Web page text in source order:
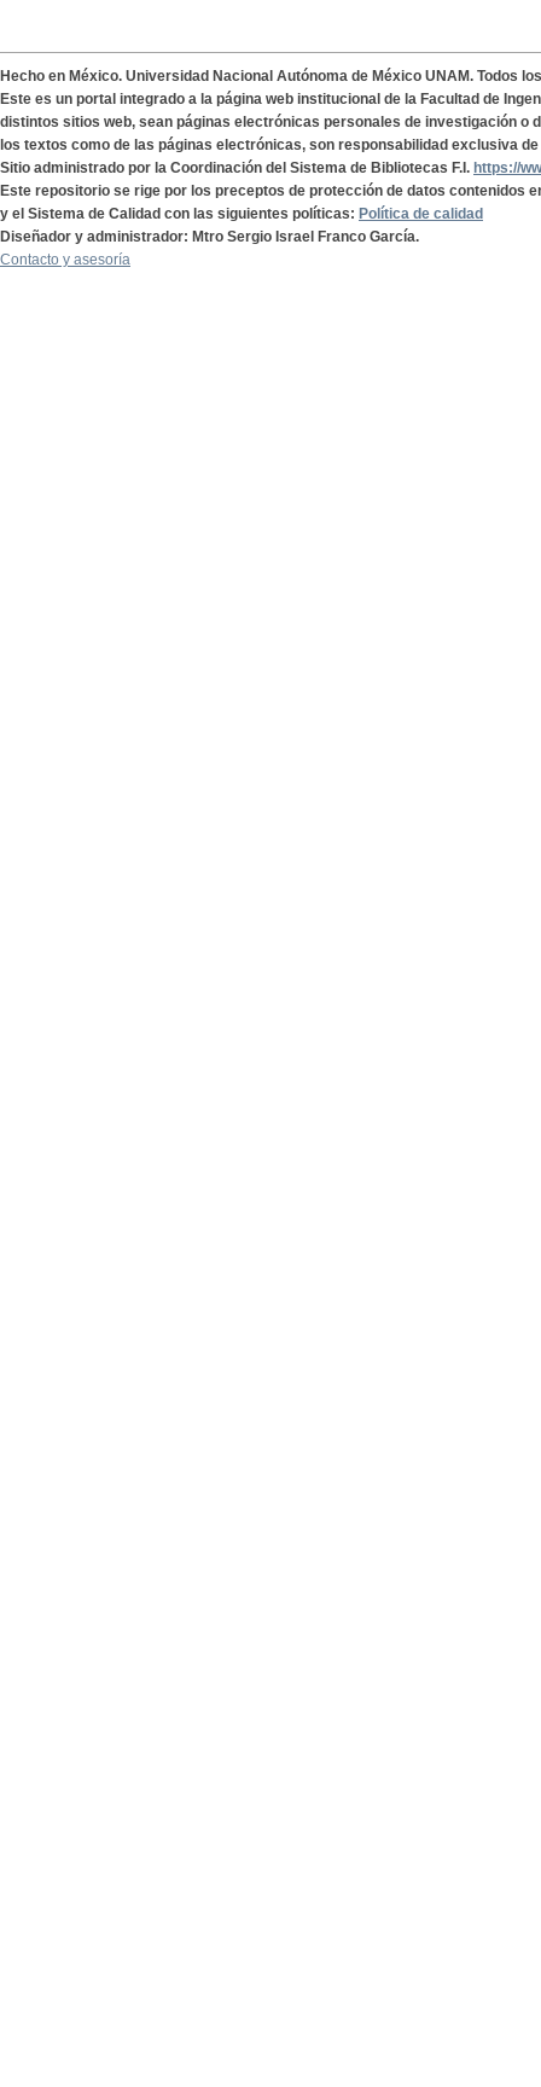
Hecho en México. Universidad Nacional Autónoma de México UNAM. Todos
Este es un portal integrado a la página web institucional de la Facultad de
distintos sitios web, sean páginas electrónicas personales de investigación o
los textos como de las páginas electrónicas, son responsabilidad exclusiva
Sitio administrado por la Coordinación del Sistema de Bibliotecas F.I. https://
Este repositorio se rige por los preceptos de protección de datos contenidos
y el Sistema de Calidad con las siguientes políticas: Política de calidad
Diseñador y administrador: Mtro Sergio Israel Franco García.
Contacto y asesoría